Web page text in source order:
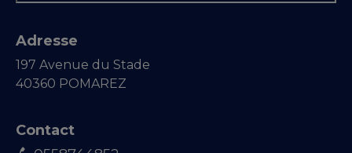
Adresse
197 Avenue du Stade
40360 POMAREZ
Contact